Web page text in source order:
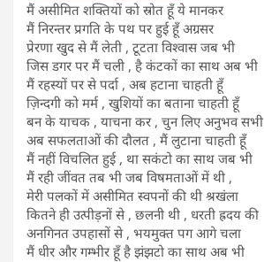
मैं असीमित शक्तियों को स्रोत हूँ ये मानकर
मैं निरन्तर प्रगति के पथ पर हुई हूँ अग्रसर
प्रेरणा खुद से मैं लेती , टूटता विश्वास जब भी
जिस डगर पर मैं चली , है कंटकों का साथ अब भी
मैं रहस्यों पर से पर्दा , अब हटाना चाहती हूँ
ज़िन्दगी को मर्म , खुशियों का बताना चाहती हूँ
बन के याचक , याचना कर , चुन लिए अनुभव सभी
अब सफलताओं की दौलत , मैं लुटाना चाहती हूँ
मैं नहीं विचलित हुई , था सकंटो का साथ जब भी
मैं रही जींवत तब भी जब विषमताओं में थी ,
मेरी पलकों में असीमित स्वपनों की थी श्रखंला
कितने ही उत्पीड़नों से , छलनी थी , धरती ह्रदय की
अनगिनत उपहासों से , भयमुक्त पग आगे चला
मैं धीर और गम्भीर हूँ है झंझटो का साथ अब भी